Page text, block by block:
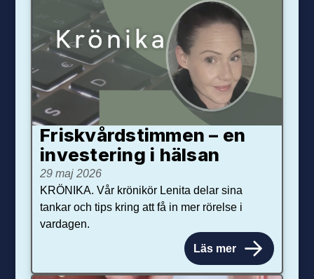
Friskvårdstimmen – en
investering i hälsan
29 maj 2026
KRÖNIKA. Vår krönikör Lenita delar sina
tankar och tips kring att få in mer rörelse i
vardagen.
Läs mer